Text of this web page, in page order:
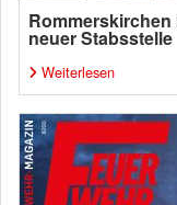
neuer Stabsstelle
Weiterlesen